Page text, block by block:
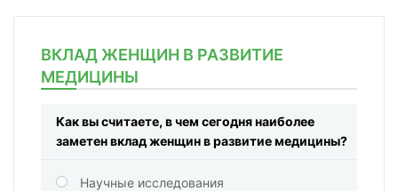
ВКЛАД ЖЕНЩИН В РАЗВИТИЕ
МЕДИЦИНЫ
Как вы считаете, в чем сегодня наиболее
заметен вклад женщин в развитие медицины?
Научные исследования